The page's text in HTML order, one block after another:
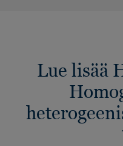
Lue lisää